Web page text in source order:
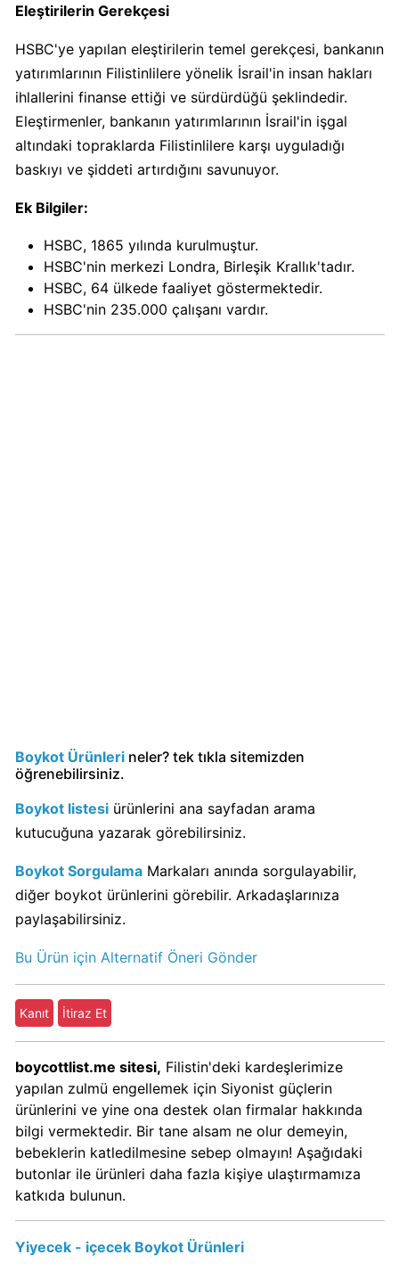
Sahibi
Calve
Boykot
mu?
Calve
Kimin
Kim?
Danone
Boykot
mu?
Danone
Sahibi
Kim?
KFC
mu?
KFC
Kimin
Sahibi
Kim?
KitKat
Boykot
KitKat
Kimin
Sahibi
Kim?
Lay's
Boykot
mu?
Lay's
Eleştirilerin Gerekçesi
HSBC'ye yapılan eleştirilerin temel gerekçesi, bankanın
yatırımlarının Filistinlilere yönelik İsrail'in insan hakları
ihlallerini finanse ettiği ve sürdürdüğü şeklindedir.
Eleştirmenler, bankanın yatırımlarının İsrail'in işgal
altındaki topraklarda Filistinlilere karşı uyguladığı
baskıyı ve şiddeti artırdığını savunuyor.
Ek Bilgiler:
HSBC, 1865 yılında kurulmuştur.
HSBC'nin merkezi Londra, Birleşik Krallık'tadır.
HSBC, 64 ülkede faaliyet göstermektedir.
HSBC'nin 235.000 çalışanı vardır.
Boykot Ürünleri neler? tek tıkla sitemizden
öğrenebilirsiniz.
Boykot listesi ürünlerini ana sayfadan arama
kutucuğuna yazarak görebilirsiniz.
Boykot Sorgulama Markaları anında sorgulayabilir,
diğer boykot ürünlerini görebilir. Arkadaşlarınıza
paylaşabilirsiniz.
Bu Ürün için Alternatif Öneri Gönder
Kanıt İtiraz Et
boycottlist.me sitesi, Filistin'deki kardeşlerimize
yapılan zulmü engellemek için Siyonist güçlerin
ürünlerini ve yine ona destek olan firmalar hakkında
bilgi vermektedir. Bir tane alsam ne olur demeyin,
bebeklerin katledilmesine sebep olmayın! Aşağıdaki
butonlar ile ürünleri daha fazla kişiye ulaştırmamıza
katkıda bulunun.
Yiyecek - içecek Boykot Ürünleri